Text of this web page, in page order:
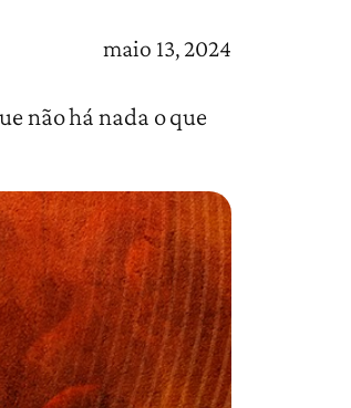
maio 13, 2024
não há nada o que